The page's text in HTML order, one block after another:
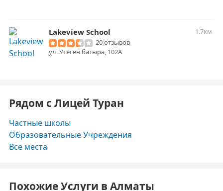
Lakeview School
1.7км
20 отзывов
ул. Утеген батыра, 102А
Рядом с Лицей Туран
Частные школы
Образовательные Учреждения
Все места
Похожие Услуги в Алматы